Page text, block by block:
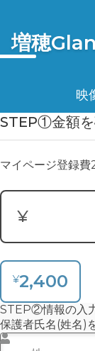
増穂
映
STEP①金額
マイページ登録
寄付金額:
¥
¥2,400
STEP②情報の入
保護者氏名(姓名)
姓